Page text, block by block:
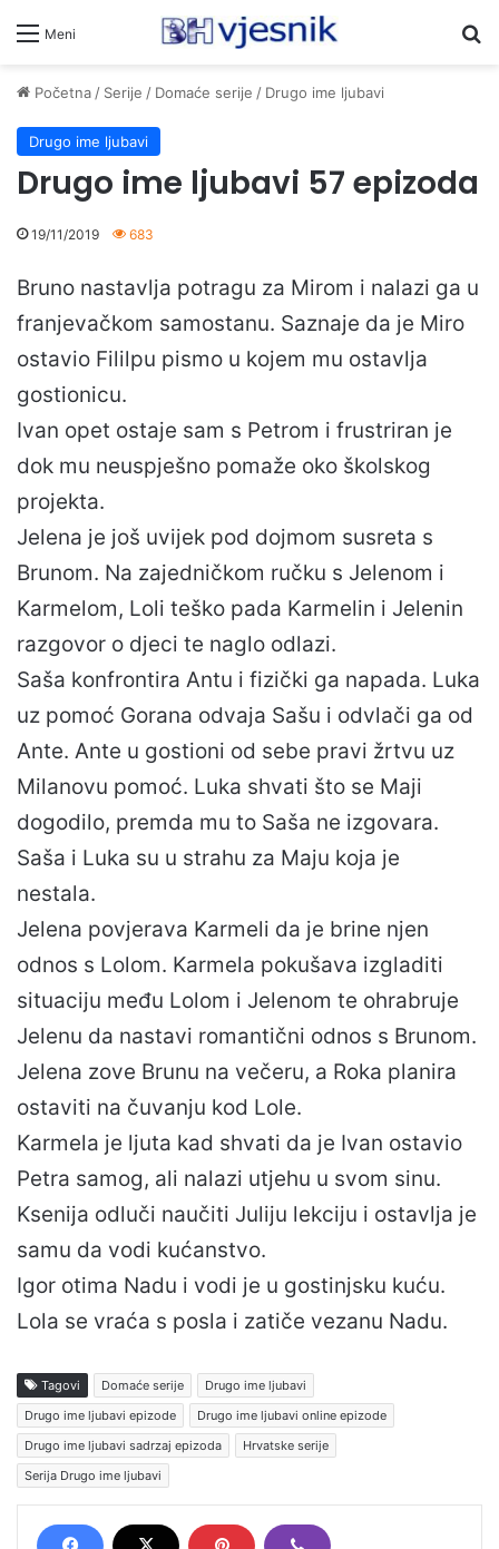
Meni
Početna/ Serije / Domaće serije / Drugo ime ljubavi
Drugo ime ljubavi
Drugo ime ljubavi 57 epizoda
19/11/2019 683
Bruno nastavlja potragu za Mirom i nalazi ga u
franjevačkom samostanu. Saznaje da je Miro
ostavio Fililpu pismo u kojem mu ostavlja
gostionicu.
Ivan opet ostaje sam s Petrom i frustriran je
dok mu neuspješno pomaže oko školskog
projekta.
Jelena je još uvijek pod dojmom susreta s
Brunom. Na zajedničkom ručku s Jelenom i
Karmelom, Loli teško pada Karmelin i Jelenin
razgovor o djeci te naglo odlazi.
Saša konfrontira Antu i fizički ga napada. Luka
uz pomoć Gorana odvaja Sašu i odvlači ga od
Ante. Ante u gostioni od sebe pravi žrtvu uz
Milanovu pomoć. Luka shvati što se Maji
dogodilo, premda mu to Saša ne izgovara.
Saša i Luka su u strahu za Maju koja je
nestala.
Jelena povjerava Karmeli da je brine njen
odnos s Lolom. Karmela pokušava izgladiti
situaciju među Lolom i Jelenom te ohrabruje
Jelenu da nastavi romantični odnos s Brunom.
Jelena zove Brunu na večeru, a Roka planira
ostaviti na čuvanju kod Lole.
Karmela je ljuta kad shvati da je Ivan ostavio
Petra samog, ali nalazi utjehu u svom sinu.
Ksenija odluči naučiti Juliju lekciju i ostavlja je
samu da vodi kućanstvo.
Igor otima Nadu i vodi je u gostinjsku kuću.
Lola se vraća s posla i zatiče vezanu Nadu.
Tagovi Domaće serije
Drugo ime ljubavi
Drugo ime ljubavi epizode
Drugo ime ljubavi online epizode
Drugo ime ljubavi sadrzaj epizoda
Hrvatske serije
Serija Drugo ime ljubavi